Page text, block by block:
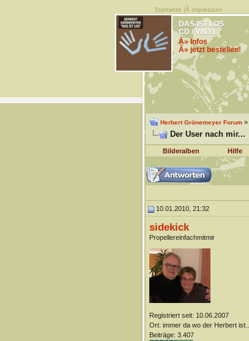
Startseite |Â Impressum
DAS IST LOS
CD / VINYL
Â» Infos
Â» jetzt bestellen!
Herbert Grönemeyer Forum»
Der User nach mir...
Bilderalben Hilfe
10.01.2010, 21:32
sidekick
Propellereinfachmitmir
Registriert seit: 10.06.2007
Ort: immer da wo der Herbert ist...
Beiträge: 3.407